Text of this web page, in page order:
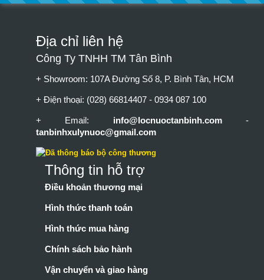
Địa chỉ liên hệ
Công Ty TNHH TM Tân Bình
+ Showroom: 107A Đường Số 8, P. Bình Tân, HCM
+ Điện thoại: (028) 66814407 - 0934 087 100
+ Email: info@locnuoctanbinh.com -
tanbinhxulynuoc@gmail.com
Thông tin hỗ trợ
Điều khoản thương mại
Hình thức thanh toán
Hình thức mua hàng
Chính sách bảo hành
Vận chuyển và giao hàng